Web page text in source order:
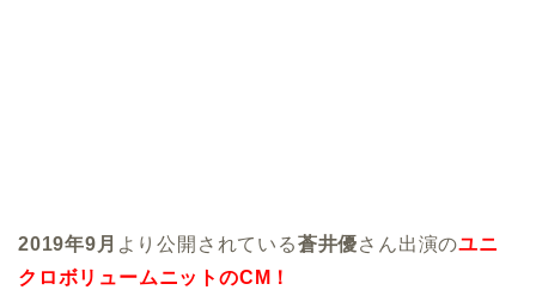
2019年9月 より公開されている蒼井優さん出演のユニ
クロボリュームニットのCM！